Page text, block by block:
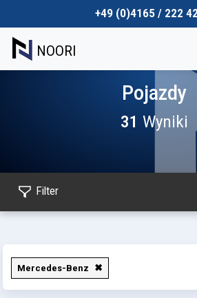
+49 (0)4165 / 222
NOORI
Pojazdy
31 Wyniki
Filter
Mercedes-Benz ✖